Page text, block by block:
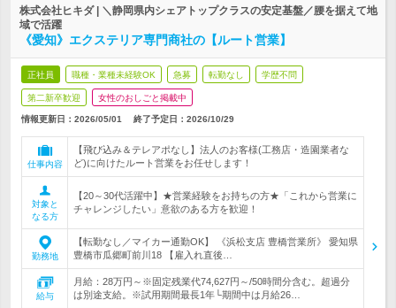
株式会社ヒキダ | ＼静岡県内シェアトップクラスの安定基盤／腰を据えて地
域で活躍
《愛知》エクステリア専門商社の【ルート営業】
正社員 職種・業種未経験OK 急募 転勤なし 学歴不問
第二新卒歓迎 女性のおしごと掲載中
情報更新日：2026/05/01 終了予定日： 2026/10/29
仕事内容
【飛び込み＆テレアポなし】法人のお客様(工務店・造園業者な
ど)に向けたルート営業をお任せします！
対象と
なる方
【20～30代活躍中】★営業経験をお持ちの方★「これから営業に
チャレンジしたい」意欲のある方を歓迎！
勤務地
【転勤なし／マイカー通勤OK】 《浜松支店 豊橋営業所》 愛知県
豊橋市瓜郷町前川18 【雇入れ直後…
給与
月給：28万円～※固定残業代74,627円～/50時間分含む。超過分
は別途支給。※試用期間最長1年└期間中は月給26…